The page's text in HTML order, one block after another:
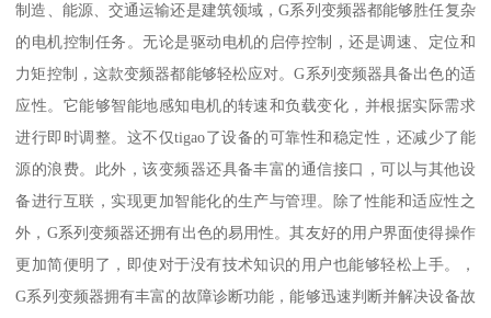
制造、能源、交通运输还是建筑领域，G系列变频器都能够胜任复杂
的电机控制任务。无论是驱动电机的启停控制，还是调速、定位和
力矩控制，这款变频器都能够轻松应对。G系列变频器具备出色的适
应性。它能够智能地感知电机的转速和负载变化，并根据实际需求
进行即时调整。这不仅tigao了设备的可靠性和稳定性，还减少了能
源的浪费。此外，该变频器还具备丰富的通信接口，可以与其他设
备进行互联，实现更加智能化的生产与管理。除了性能和适应性之
外，G系列变频器还拥有出色的易用性。其友好的用户界面使得操作
更加简便明了，即使对于没有技术知识的用户也能够轻松上手。，
G系列变频器拥有丰富的故障诊断功能，能够迅速判断并解决设备故